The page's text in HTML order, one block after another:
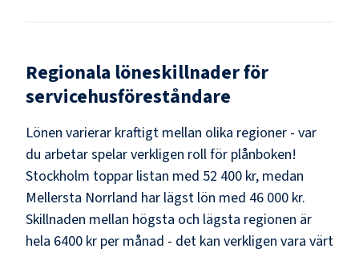
Regionala löneskillnader för
servicehusföreståndare
Lönen varierar kraftigt mellan olika regioner - var
du arbetar spelar verkligen roll för plånboken!
Stockholm toppar listan med 52 400 kr, medan
Mellersta Norrland har lägst lön med 46 000 kr.
Skillnaden mellan högsta och lägsta regionen är
hela 6400 kr per månad - det kan verkligen vara värt